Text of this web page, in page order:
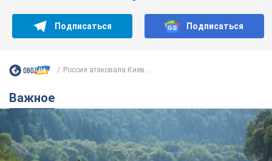
Подписаться Подписаться
Россия атаковала Киев...
Важное